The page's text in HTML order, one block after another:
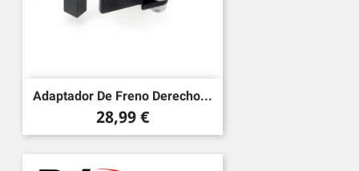
Adaptador De Freno Derecho...
Precio
28,99 €